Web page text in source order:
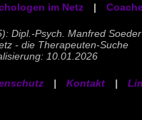
im Netz |
Dipl.-Psych. Manfred Soeder
- die Therapeuten-Suche
10.01.2026
| Kontakt |